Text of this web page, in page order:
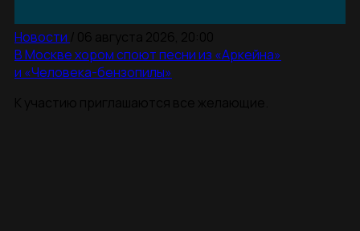
Новости
В Москве хором споют песни из «Аркейна»
и «Человека-бензопилы»